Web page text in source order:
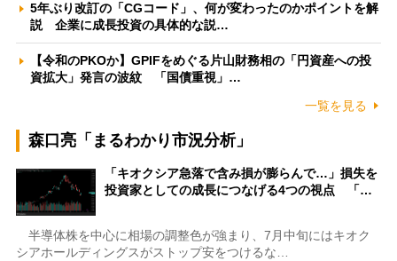
5年ぶり改訂の「CGコード」、何が変わったのかポイントを解
説 企業に成長投資の具体的な説…
【令和のPKOか】GPIFをめぐる片山財務相の「円資産への投
資拡大」発言の波紋 「国債重視」…
一覧を見る
森口亮「まるわかり市況分析」
「キオクシア急落で含み損が膨らんで…」損失を
投資家としての成長につなげる4つの視点 「…
半導体株を中心に相場の調整色が強まり、7月中旬にはキオク
シアホールディングスがストップ安をつけるな…